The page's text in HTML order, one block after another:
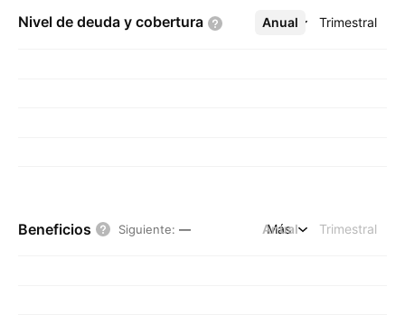
Nivel de deuda y cobertura Anual Trimestral
Más
Beneficios Siguiente: — Anual Trimestral
Más